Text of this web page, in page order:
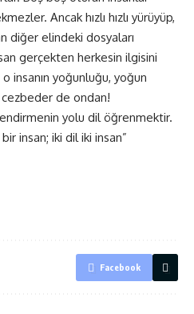
Ancak hızlı hızlı yürüyüp,
diğer elindeki dosyaları
gerçekten herkesin ilgisini
insanın yoğunluğu, yoğun
cezbeder de ondan!
yolu dil öğrenmektir.
insan; iki dil iki insan”
Facebook